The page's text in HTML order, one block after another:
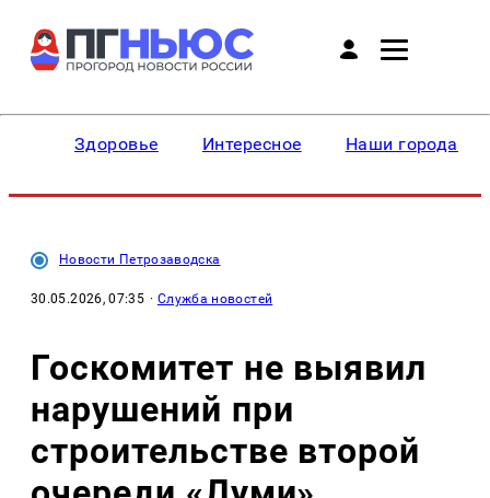
Здоровье Интересное Наши города
Новости Петрозаводска
30.05.2026, 07:35 · Служба новостей
Госкомитет не выявил
нарушений при
строительстве второй